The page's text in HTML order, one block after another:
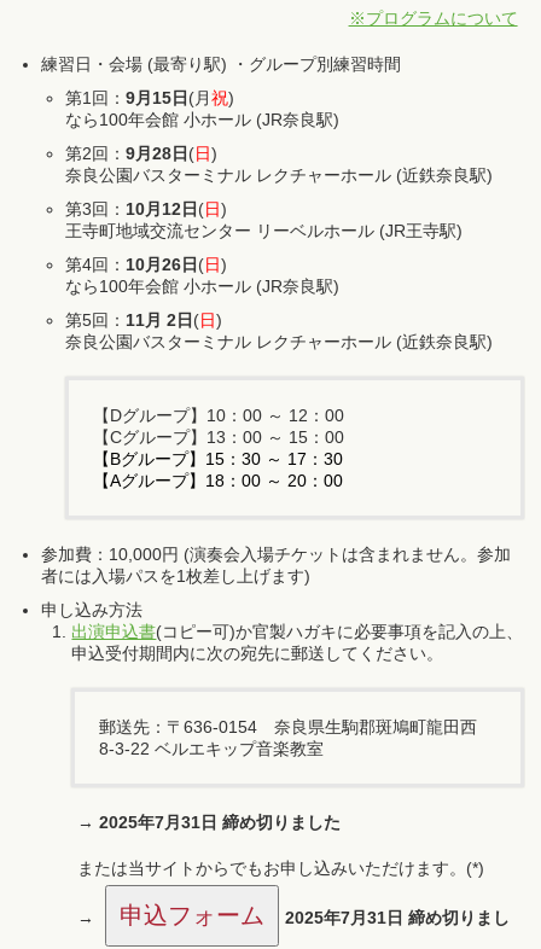
※プログラムについて
練習日・会場 (最寄り駅) ・グループ別練習時間
第1回：9月15日 (月祝)
なら100年会館 小ホール (JR奈良駅)
第2回：9月28日 (日)
奈良公園バスターミナル レクチャーホール (近鉄奈良駅)
第3回： 10月12日 (日)
王寺町地域交流センター リーベルホール (JR王寺駅)
第4回： 10月26日 (日)
なら100年会館 小ホール (JR奈良駅)
第5回： 11月 2日 (日)
奈良公園バスターミナル レクチャーホール (近鉄奈良駅)
【Dグループ】10：00 ～ 12：00
【Cグループ】13：00 ～ 15：00
【Bグループ】15：30 ～ 17：30
【Aグループ】18：00 ～ 20：00
参加費：10,000円 (演奏会入場チケットは含まれません。参加
者には入場パスを1枚差し上げます)
申し込み方法
出演申込書(コピー可)か官製ハガキに必要事項を記入の上、
申込受付期間内に次の宛先に郵送してください。
郵送先：〒636-0154 奈良県生駒郡斑鳩町龍田西
8-3-22 ベルエキップ音楽教室
→2025年7月31日 締め切りました
または当サイトからでもお申し込みいただけます。(*)
→ 申込フォーム 2025年7月31日 締め切りまし